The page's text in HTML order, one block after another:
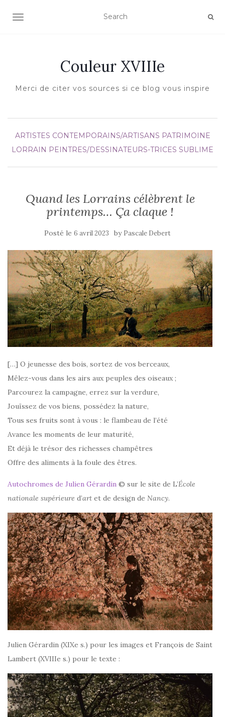
AFFICHER/MASQUER LA NAVIGATION
Couleur XVIIIe
Merci de citer vos sources si ce blog vous inspire
ARTISTES CONTEMPORAINS/ARTISANS PATRIMOINE
LORRAIN PEINTRES/DESSINATEURS-TRICES SUBLIME
Quand les Lorrains célèbrent le
printemps… Ça claque !
Posté le 6 avril 2023 by Pascale Debert
[…] O jeunesse des bois, sortez de vos berceaux,
Mêlez-vous dans les airs aux peuples des oiseaux ;
Parcourez la campagne, errez sur la verdure,
Jouïssez de vos biens, possédez la nature,
Tous ses fruits sont à vous : le flambeau de l’été
Avance les moments de leur maturité,
Et déjà le trésor des richesses champêtres
Offre des aliments à la foule des êtres.
Autochromes de Julien Gérardin © sur le site de L’École
nationale supérieure d’art et de design de Nancy.
Julien Gérardin (XIXe s.) pour les images et François de Saint
Lambert (XVIIIe s.) pour le texte :